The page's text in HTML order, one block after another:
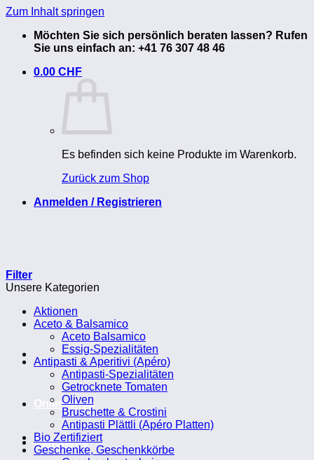
Zum Inhalt springen
Möchten Sie sich persönlich beraten lassen? Rufen
Sie uns einfach an: +41 76 307 48 46
0.00 CHF
Es befinden sich keine Produkte im Warenkorb.
Zurück zum Shop
Anmelden / Registrieren
Onlineshop
Panettone
Filter
Unsere Kategorien
Aktionen
Aceto & Balsamico
Aceto Balsamico
Essig-Spezialitäten
Antipasti & Aperitivi (Apéro)
Antipasti-Spezialitäten
Getrocknete Tomaten
Oliven
Bruschette & Crostini
Antipasti Plättli (Apéro Platten)
Bio Zertifiziert
Geschenke, Geschenkkörbe